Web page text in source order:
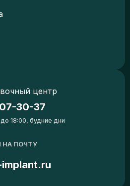
центр
30-37
18:00, будние дни
ПОЧТУ